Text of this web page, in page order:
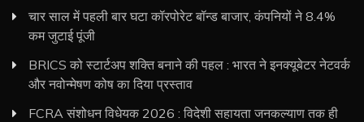
चार साल में पहली बार घटा कॉरपोरेट बॉन्ड बाजार, कंपनियों ने 8.4%
कम जुटाई पूंजी
BRICS को स्टार्टअप शक्ति बनाने की पहल : भारत ने इनक्यूबेटर नेटवर्क
और नवोन्मेषण कोष का दिया प्रस्ताव
FCRA संशोधन विधेयक 2026 : विदेशी सहायता जनकल्याण तक ही